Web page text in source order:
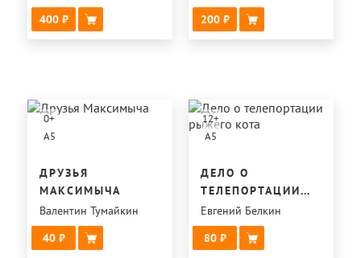
400
200
0+
A5
ДРУЗЬЯ
МАКСИМЫЧА
Валентин Тумайкин
40
12+
A5
ДЕЛО О
ТЕЛЕПОРТАЦИИ
РЫЖЕГО КОТА
Евгений Белкин
80